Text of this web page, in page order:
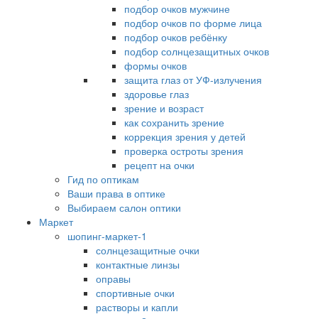
подбор очков мужчине
подбор очков по форме лица
подбор очков ребёнку
подбор солнцезащитных очков
формы очков
защита глаз от УФ-излучения
здоровье глаз
зрение и возраст
как сохранить зрение
коррекция зрения у детей
проверка остроты зрения
рецепт на очки
Гид по оптикам
Ваши права в оптике
Выбираем салон оптики
Маркет
шопинг-маркет-1
солнцезащитные очки
контактные линзы
оправы
спортивные очки
растворы и капли